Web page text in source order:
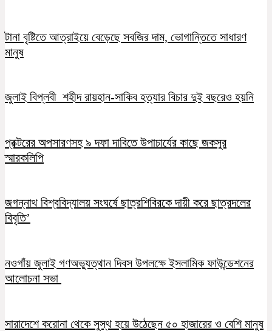
টানা বৃষ্টিতে আত্রাইয়ে বেড়েছে সবজির দাম, ভোগান্তিতে সাধারণ
মানুষ
জুলাই বিপ্লবী শহীদ রায়হান-সাকিব হত্যার বিচার দুই বছরেও হয়নি
প্রক্টরের অপসারণসহ ৯ দফা দাবিতে উপাচার্যের কাছে জকসুর
স্মারকলিপি
জগন্নাথ বিশ্ববিদ্যালয় সংঘর্ষে ছাত্রশিবিরকে দায়ী করে ছাত্রদলের
বিবৃতি’
নওগাঁয় জুলাই গণঅভ্যুত্থান দিবস উপলক্ষে ইসলামিক ফাউন্ডেশনের
আলোচনা সভা
সারাদেশে করোনা থেকে সুস্থ হয়ে উঠেছেন ৫০ হাজারের ও বেশি মানুষ